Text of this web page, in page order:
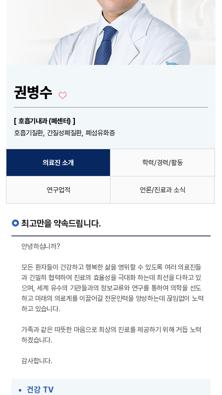
권병수
[ 호흡기내과 (폐센터) ]
호흡기질환, 간질성폐질환, 폐섬유화증
의료진 소개 학력/경력/활동
연구업적 언론/진료과 소식
최고만을 약속드립니다.
안녕하십니까?
모든 환자들이 건강하고 행복한 삶을 영위할 수 있도록 여러 의료진들
과 긴밀히 협력하여 진료의 효율성을 극대화 하는데 최선을 다하고 있
으며, 세계 유수의 기관들과의 정보교류와 연구를 통하여 의학을 선도
하고 미래의 의료계를 이끌어갈 전문인력을 양성하는데 끊임없이 노력
하고 있습니다.
가족과 같은 따뜻한 마음으로 최상의 진료를 제공하기 위해 거듭 노력
하겠습니다.
감사합니다.
건강 TV